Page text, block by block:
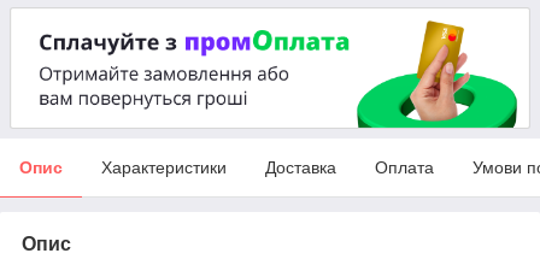
Опис Характеристики Доставка Оплата Умови
Опис